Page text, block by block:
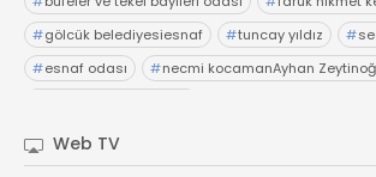
#gölcük belediyesiesnaf #tuncay yıldız #
#esnaf odası #necmi kocamanAyhan
Web TV